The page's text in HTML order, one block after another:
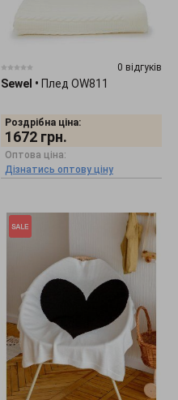
0 відгуків
Sewel • Плед OW811
Роздрібна ціна:
1672 грн.
Оптова ціна:
Дізнатись оптову ціну